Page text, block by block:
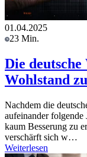
01.04.2025
23 Min.
Die
Wohlstand
Nachdem die
aufeinander folgende
kaum Besserung zu
verschärft sich w…
Weiterlesen